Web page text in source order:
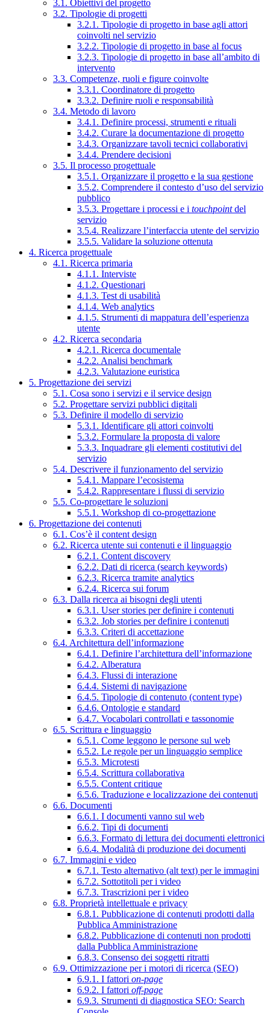
3.1. Obiettivi del progetto
3.2. Tipologie di progetti
3.2.1. Tipologie di progetto in base agli attori
coinvolti nel servizio
3.2.2. Tipologie di progetto in base al focus
3.2.3. Tipologie di progetto in base all’ambito di
intervento
3.3. Competenze, ruoli e figure coinvolte
3.3.1. Coordinatore di progetto
3.3.2. Definire ruoli e responsabilità
3.4. Metodo di lavoro
3.4.1. Definire processi, strumenti e rituali
3.4.2. Curare la documentazione di progetto
3.4.3. Organizzare tavoli tecnici collaborativi
3.4.4. Prendere decisioni
3.5. Il processo progettuale
3.5.1. Organizzare il progetto e la sua gestione
3.5.2. Comprendere il contesto d’uso del servizio
pubblico
3.5.3. Progettare i processi e i touchpointdel
servizio
3.5.4. Realizzare l’interfaccia utente del servizio
3.5.5. Validare la soluzione ottenuta
4. Ricerca progettuale
4.1. Ricerca primaria
4.1.1. Interviste
4.1.2. Questionari
4.1.3. Test di usabilità
4.1.4. Web analytics
4.1.5. Strumenti di mappatura dell’esperienza
utente
4.2. Ricerca secondaria
4.2.1. Ricerca documentale
4.2.2. Analisi benchmark
4.2.3. Valutazione euristica
5. Progettazione dei servizi
5.1. Cosa sono i servizi e il service design
5.2. Progettare servizi pubblici digitali
5.3. Definire il modello di servizio
5.3.1. Identificare gli attori coinvolti
5.3.2. Formulare la proposta di valore
5.3.3. Inquadrare gli elementi costitutivi del
servizio
5.4. Descrivere il funzionamento del servizio
5.4.1. Mappare l’ecosistema
5.4.2. Rappresentare i flussi di servizio
5.5. Co-progettare le soluzioni
5.5.1. Workshop di co-progettazione
6. Progettazione dei contenuti
6.1. Cos’è il content design
6.2. Ricerca utente sui contenuti e il linguaggio
6.2.1. Content discovery
6.2.2. Dati di ricerca (search keywords)
6.2.3. Ricerca tramite analytics
6.2.4. Ricerca sui forum
6.3. Dalla ricerca ai bisogni degli utenti
6.3.1. User stories per definire i contenuti
6.3.2. Job stories per definire i contenuti
6.3.3. Criteri di accettazione
6.4. Architettura dell’informazione
6.4.1. Definire l’architettura dell’informazione
6.4.2. Alberatura
6.4.3. Flussi di interazione
6.4.4. Sistemi di navigazione
6.4.5. Tipologie di contenuto (content type)
6.4.6. Ontologie e standard
6.4.7. Vocabolari controllati e tassonomie
6.5. Scrittura e linguaggio
6.5.1. Come leggono le persone sul web
6.5.2. Le regole per un linguaggio semplice
6.5.3. Microtesti
6.5.4. Scrittura collaborativa
6.5.5. Content critique
6.5.6. Traduzione e localizzazione dei contenuti
6.6. Documenti
6.6.1. I documenti vanno sul web
6.6.2. Tipi di documenti
6.6.3. Formato di lettura dei documenti elettronici
6.6.4. Modalità di produzione dei documenti
6.7. Immagini e video
6.7.1. Testo alternativo (alt text) per le immagini
6.7.2. Sottotitoli per i video
6.7.3. Trascrizioni per i video
6.8. Proprietà intellettuale e privacy
6.8.1. Pubblicazione di contenuti prodotti dalla
Pubblica Amministrazione
6.8.2. Pubblicazione di contenuti non prodotti
dalla Pubblica Amministrazione
6.8.3. Consenso dei soggetti ritratti
6.9. Ottimizzazione per i motori di ricerca (SEO)
6.9.1. I fattori on-page
6.9.2. I fattori off-page
6.9.3. Strumenti di diagnostica SEO: Search